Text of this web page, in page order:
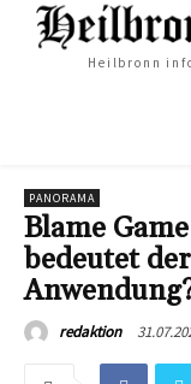
Heilbronn
PANORAMA
Blame
bedeutet
redaktion